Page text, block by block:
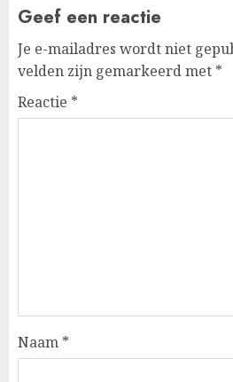
Geef een reactie
Je e-mailadres wordt niet
velden zijn gemarkeerd met *
Reactie *
Naam *